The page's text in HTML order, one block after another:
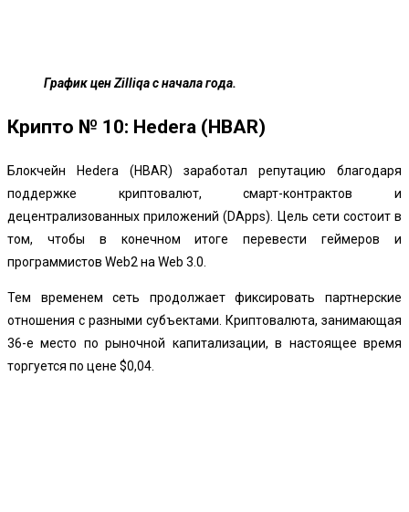
График цен Zilliqa с начала года.
Крипто № 10: Hedera (HBAR)
Блокчейн Hedera (HBAR) заработал репутацию благодаря
поддержке криптовалют, смарт-контрактов и
децентрализованных приложений (DApps). Цель сети состоит в
том, чтобы в конечном итоге перевести геймеров и
программистов Web2 на Web 3.0.
Тем временем сеть продолжает фиксировать партнерские
отношения с разными субъектами. Криптовалюта, занимающая
36-е место по рыночной капитализации, в настоящее время
торгуется по цене $0,04.